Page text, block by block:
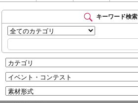
キーワード検索